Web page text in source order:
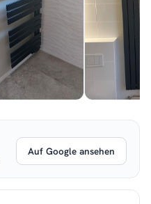
Auf Google ansehen